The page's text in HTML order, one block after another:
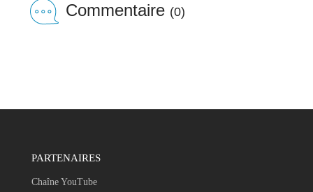
Commentaire (0)
PARTENAIRES
Chaîne YouTube